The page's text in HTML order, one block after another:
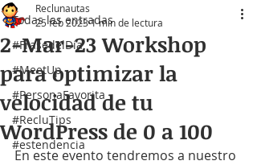
Todas las entradas
#FrasedelDía
#MeetUp
#PersonaFavorita
#RecluTips
#estendencia
2-Mar-23 Workshop
para optimizar la
velocidad de tu
WordPress de 0 a 100
Reclunautas
25 feb 20231 min de lectura
En este evento tendremos a nuestro